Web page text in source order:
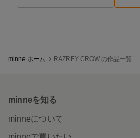
minne ホーム RAZREY CROW の作品一覧
minneを知る
minneについて